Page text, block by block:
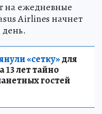
на ежедневные
Airlines начнет
«сетку»для
лет тайно
гостей